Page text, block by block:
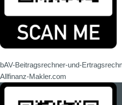
bAV-Beitragsrechner-und-
Allfinanz-Makler.com